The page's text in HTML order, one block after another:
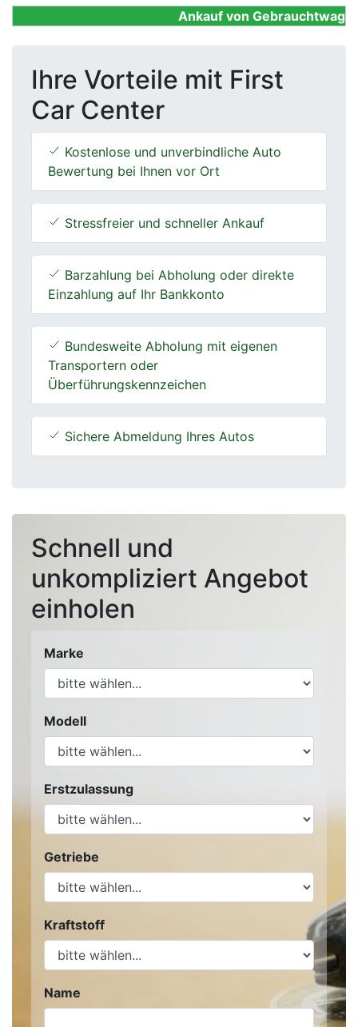
Ankauf von
Ihre Vorteile mit First
Car Center
Kostenlose und unverbindliche Auto
Bewertung bei Ihnen vor Ort
Stressfreier und schneller Ankauf
Barzahlung bei Abholung oder direkte
Einzahlung auf Ihr Bankkonto
Bundesweite Abholung mit eigenen
Transportern oder
Überführungskennzeichen
Sichere Abmeldung Ihres Autos
Schnell und
unkompliziert Angebot
einholen
Marke
Modell
Erstzulassung
Getriebe
Kraftstoff
Name